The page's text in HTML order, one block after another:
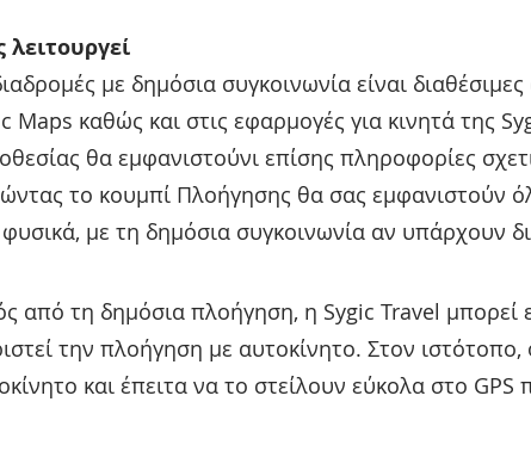
με δημόσια συγκοινωνία είναι
Maps καθώς και στις εφαρμογές για κινητά της
θα εμφανιστούνι επίσης πληροφορίες
το κουμπί Πλοήγησης θα σας εμφανιστούν
φυσικά, με τη δημόσια συγκοινωνία αν υπάρχουν
από τη δημόσια πλοήγηση, η Sygic Travel μπορεί
την πλοήγηση με αυτοκίνητο. Στον
και έπειτα να το στείλουν εύκολα στο GPS